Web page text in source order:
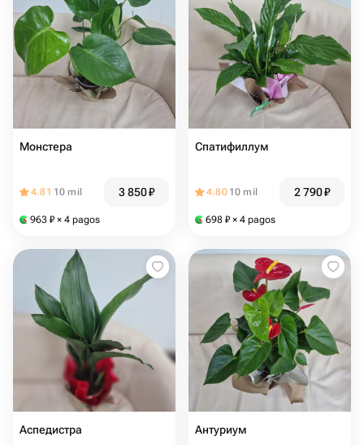
Монстера
4.81 10 mil 3 850₽
963 ₽ × 4 pagos
Спатифиллум
4.80 10 mil 2 790₽
698 ₽ × 4 pagos
Аспедистра Антуриум